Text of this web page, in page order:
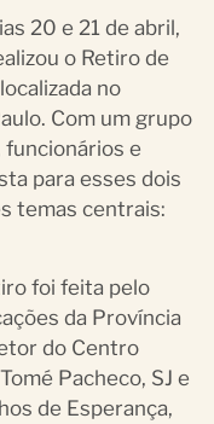
20 e 21 de abril,
o Retiro de
no
Com um grupo
e
para esses dois
temas centrais:
foi feita pelo
da Província
do Centro
Pacheco, SJ e
de Esperança,